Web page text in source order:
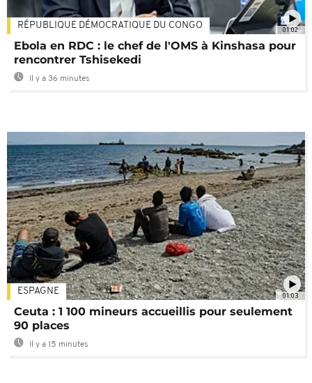
01:02
RÉPUBLIQUE DÉMOCRATIQUE DU CONGO
Ebola en RDC : le chef de l'OMS à Kinshasa pour
rencontrer Tshisekedi
Il y a 36 minutes
01:03
ESPAGNE
Ceuta : 1 100 mineurs accueillis pour seulement
90 places
Il y a 15 minutes